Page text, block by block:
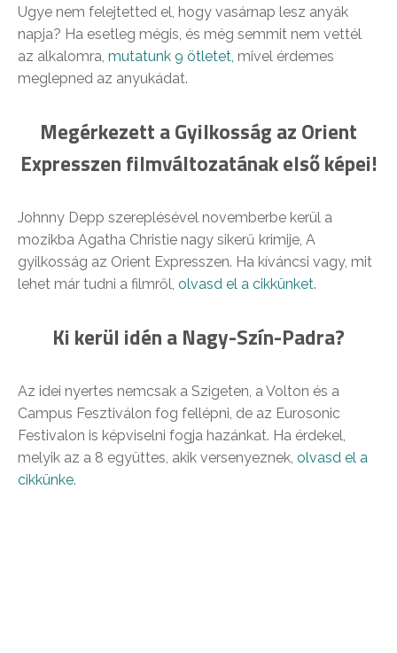
Ugye nem felejtetted el, hogy vasárnap lesz anyák
napja? Ha esetleg mégis, és még semmit nem vettél
az alkalomra, mutatunk 9 ötletet, mivel érdemes
meglepned az anyukádat.
Megérkezett a Gyilkosság az Orient
Expresszen filmváltozatának első képei!
Johnny Depp szereplésével novemberbe kerül a
mozikba Agatha Christie nagy sikerű krimije, A
gyilkosság az Orient Expresszen. Ha kíváncsi vagy, mit
lehet már tudni a filmről, olvasd el a cikkünket.
Ki kerül idén a Nagy-Szín-Padra?
Az idei nyertes nemcsak a Szigeten, a Volton és a
Campus Fesztiválon fog fellépni, de az Eurosonic
Festivalon is képviselni fogja hazánkat. Ha érdekel,
melyik az a 8 együttes, akik versenyeznek, olvasd el a
cikkünke.